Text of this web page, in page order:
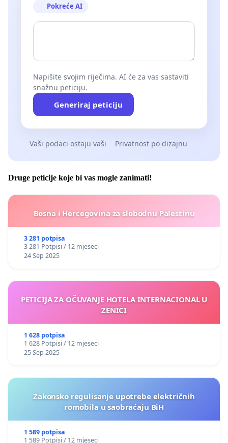
Pokreće AI
Napišite svojim riječima. AI će za vas sastaviti
snažnu peticiju.
Generiraj peticiju
Vaši podaci ostaju vaši Privatnost po dizajnu
Druge peticije koje bi vas mogle zanimati!
Bosna i Hercegovina za slobodnu Palestinu
3 281 potpisa
3 281 Potpisi / 12 mjeseci
24 Sep 2025
PETICIJA ZA OČUVANJE HOTELA INTERNACIONAL U
ZENICI
1 628 potpisa
1 628 Potpisi / 12 mjeseci
25 Sep 2025
Zakonsko regulisanje upotrebe električnih
romobila u saobraćaju BiH
1 589 potpisa
1 589 Potpisi / 12 mjeseci